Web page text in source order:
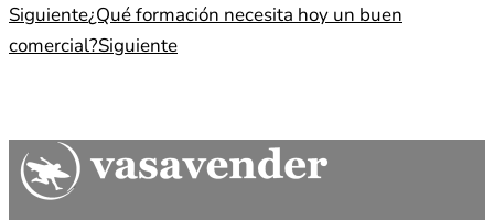
Siguiente¿Qué formación necesita hoy un buen
comercial?Siguiente